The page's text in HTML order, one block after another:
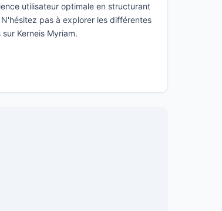
utilisateur optimale en structurant
pas à explorer les différentes
Kerneis Myriam.